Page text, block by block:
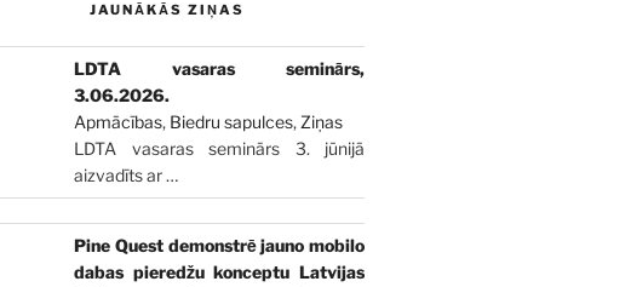
JAUNĀKĀS ZIŅAS
LDTA vasaras seminārs,
3.06.2026.
Apmācības, Biedru sapulces, Ziņas
LDTA vasaras seminārs 3. jūnijā
aizvadīts ar…
Pine Quest demonstrē jauno mobilo
dabas pieredžu konceptu Latvijas